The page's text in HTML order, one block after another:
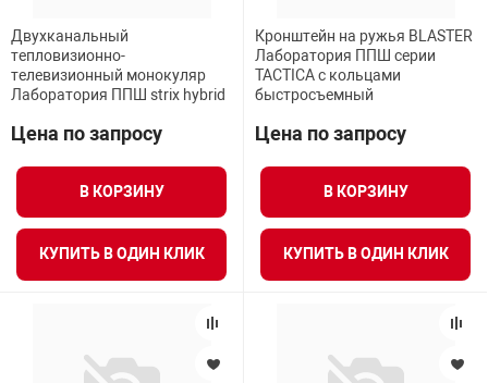
Двухканальный
тепловизионно-
телевизионный монокуляр
Лаборатория ППШ strix hybrid
Цена по запросу
В КОРЗИНУ
КУПИТЬ В ОДИН КЛИК
Кронштейн на ружья BLASTER
Лаборатория ППШ серии
TACTICA c кольцами
быстросъемный
Цена по запросу
В КОРЗИНУ
КУПИТЬ В ОДИН КЛИК